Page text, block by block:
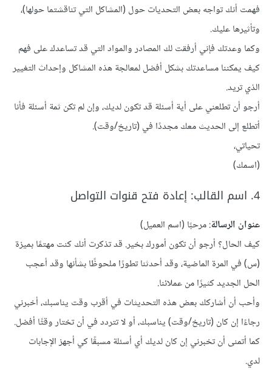
فهمت أنك تواجه بعض التحديات حول (المشاكل التي تناقشتما حولها)،
وتأثيرها عليك.
وكما وعدتك فإني أرفقت لك المصادر والمواد التي قد تساعدك على فهم
كيف يمكننا مساعدتك بشكل أفضل لمعالجة هذه المشاكل وإحداث التغيير
الذي تريد.
أرجو أن تطلعني على أية أسئلة قد تكون لديك، وإن لم تكن ثمة أسئلة فأنا
أتطلع إلى الحديث معك مجددًا في (تاريخ/وقت).
تحياتي،
(اسمك)
4. اسم القالب: إعادة فتح قنوات التواصل
عنوان الرسالة: مرحبًا (اسم العميل)
كيف الحال؟ أرجو أن تكون أمورك بخير. قد تذكرت أنك كنت مهتمًا بميزة
(س) في المرة الماضية، وقد أحدثنا تطورًا ملحوظًا بشأنها وقد أعجب
الحل الجديد كثيرًا من عملائنا.
وأحب أن أشاركك بعض هذه التحديثات في أقرب وقت يناسبك، أخبرني
رجاءًا إن كان (تاريخ/وقت) يناسبك، أو لا تتردد في أن تختار وقتًا أفضل.
كما أتمنى أن تخبرني إن كان لديك أي أسئلة مسبقًا كي أجهز الإجابات
لدي.